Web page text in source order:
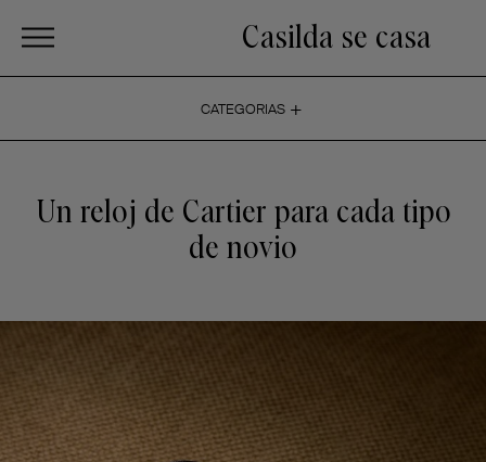
Casilda se casa
CATEGORIAS +
Un reloj de Cartier para cada tipo
de novio